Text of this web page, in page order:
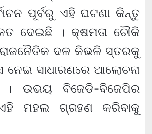
ପୂର୍ବରୁ ଏହି ଘଟଣା କିନ୍ତୁ
ଦେଇଛି । କ୍ଷମତା ଚୌକି
ରାଜନୈତିକ ଦଳ କିଭଳି ସ୍ତରକୁ
ନେଇ ସାଧାରଣରେ ଆଲୋଚନା
। ଉଭୟ ବିଜେଡି-ବିଜେପିର
ମହଲ ଗ୍ରହଣ କରିବାକୁ